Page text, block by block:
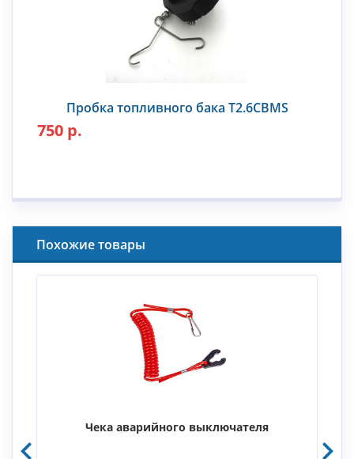
Пробка топливного бака T2.6CBMS
750 р.
Похожие товары
Чека аварийного выключателя